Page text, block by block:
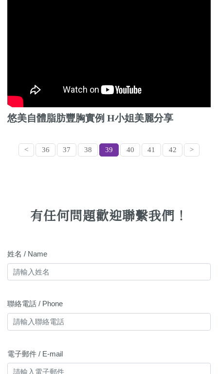
悠美自體脂肪豐胸實例 H小姐美麗分享
< 36 37 38 39 40 41 42 >
有任何問題歡迎聯繫我們！
姓名 / Name
聯絡電話 / Phone
電子郵件 / E-mail